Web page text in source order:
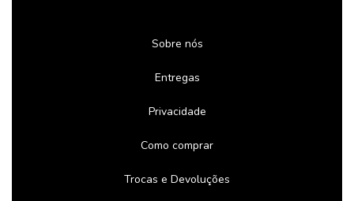
Sobre nós
Entregas
Privacidade
Como comprar
Trocas e Devoluções